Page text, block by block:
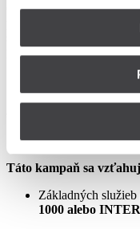
Ceny v týchto
poplatky za využívanie
sú uvedené vrátane
predpisov.
Aprílový Crazy
Táto kampaň sa
Základných
1000 alebo